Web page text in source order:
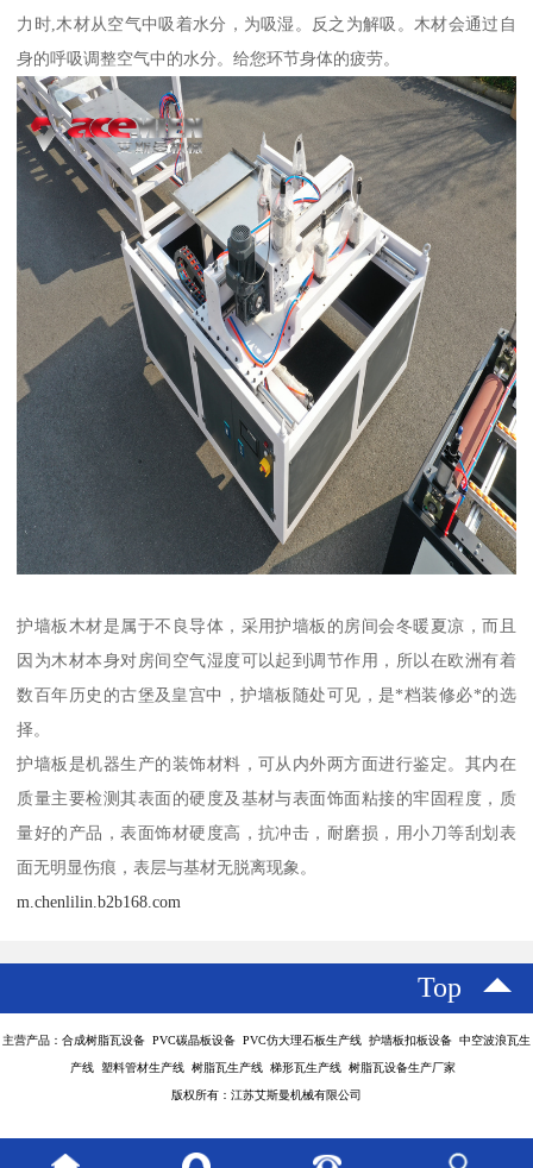
力时,木材从空气中吸着水分，为吸湿。反之为解吸。木材会通过自
身的呼吸调整空气中的水分。给您环节身体的疲劳。
护墙板木材是属于不良导体，采用护墙板的房间会冬暖夏凉，而且
因为木材本身对房间空气湿度可以起到调节作用，所以在欧洲有着
数百年历史的古堡及皇宫中，护墙板随处可见，是*档装修必*的选
择。
护墙板是机器生产的装饰材料，可从内外两方面进行鉴定。其内在
质量主要检测其表面的硬度及基材与表面饰面粘接的牢固程度，质
量好的产品，表面饰材硬度高，抗冲击，耐磨损，用小刀等刮划表
面无明显伤痕，表层与基材无脱离现象。
m.chenlilin.b2b168.com
Top
主营产品：合成树脂瓦设备 PVC碳晶板设备 PVC仿大理石板生产线 护墙板扣板设备 中空波浪瓦生
产线 塑料管材生产线 树脂瓦生产线 梯形瓦生产线 树脂瓦设备生产厂家
版权所有：江苏艾斯曼机械有限公司